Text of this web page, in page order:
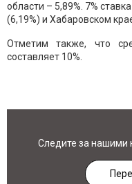
области – 5,89%. 7%
(6,19%) и Хабаровском
Отметим также, что
составляет 10%.
Следите за нашими